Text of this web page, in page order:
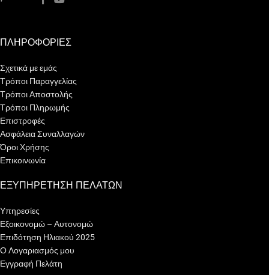
ΠΛΗΡΟΦΟΡΙΕΣ
Σχετικά με εμάς
Τρόποι Παραγγελίας
Τρόποι Αποστολής
Τρόποι Πληρωμής
Επιστροφές
Ασφάλεια Συναλλαγών
Όροι Χρήσης
Επικοινωνία
ΕΞΥΠΗΡΕΤΗΣΗ ΠΕΛΑΤΩΝ
Υπηρεσίες
Εξοικονομώ – Αυτονομώ
Επιδότηση Ηλιακού 2025
Ο Λογαριασμός μου
Εγγραφή Πελάτη